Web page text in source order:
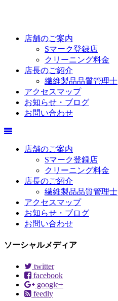
店舗のご案内
Sマーク登録店
クリーニング料金
店長のご紹介
繊維製品品質管理士
アクセスマップ
お知らせ・ブログ
お問い合わせ
店舗のご案内
Sマーク登録店
クリーニング料金
店長のご紹介
繊維製品品質管理士
アクセスマップ
お知らせ・ブログ
お問い合わせ
ソーシャルメディア
twitter
facebook
google+
feedly